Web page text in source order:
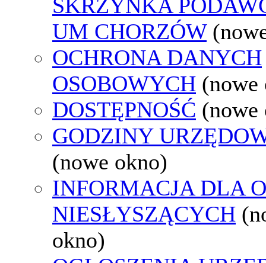
SKRZYNKA
UM CHORZÓW
OCHRONA DANYCH
OSOBOWYCH (nowe
DOSTĘPNOŚĆ (nowe
GODZINY
(nowe okno)
INFORMACJA DLA
NIESŁYSZĄCYCH
okno)